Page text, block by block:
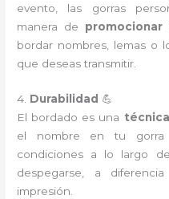
evento, las gorras
manera de
bordar nombres, lemas o
que deseas transmitir.
4. Durabilidad 💪
El bordado es una
el nombre en tu gorra
condiciones a lo largo
despegarse, a
impresión.